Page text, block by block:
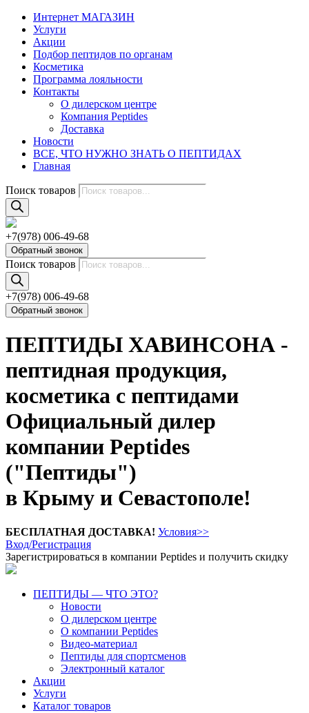
Интернет МАГАЗИН
Услуги
Акции
Подбор пептидов по органам
Косметика
Программа лояльности
Контакты
О дилерском центре
Компания Peptides
Доставка
Новости
ВСЕ, ЧТО НУЖНО ЗНАТЬ О ПЕПТИДАХ
Главная
Поиск товаров
+7(978) 006-49-68
Обратный звонок
Поиск товаров
+7(978) 006-49-68
Обратный звонок
ПЕПТИДЫ ХАВИНСОНА -
пептидная продукция,
косметика с пептидами
Официальный дилер
компании Peptides
("Пептиды")
в Крыму и Севастополе!
БЕСПЛАТНАЯ ДОСТАВКА! Условия>>
Вход/Регистрация
Зарегистрироваться в компании Peptides и получить скидку
ПЕПТИДЫ — ЧТО ЭТО?
Новости
О дилерском центре
О компании Peptides
Видео-материал
Пептиды для спортсменов
Электронный каталог
Акции
Услуги
Каталог товаров